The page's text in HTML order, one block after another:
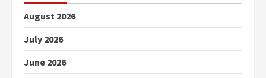
August 2026
July 2026
June 2026